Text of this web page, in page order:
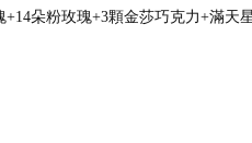
+14朵粉玫瑰+3顆金莎巧克力+滿天